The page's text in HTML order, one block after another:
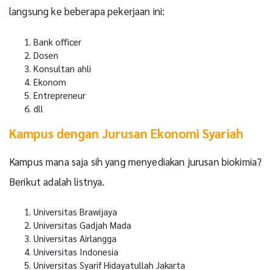
langsung ke beberapa pekerjaan ini:
Bank officer
Dosen
Konsultan ahli
Ekonom
Entrepreneur
dll
Kampus dengan Jurusan Ekonomi Syariah
Kampus mana saja sih yang menyediakan jurusan biokimia?
Berikut adalah listnya.
Universitas Brawijaya
Universitas Gadjah Mada
Universitas Airlangga
Universitas Indonesia
Universitas Syarif Hidayatullah Jakarta